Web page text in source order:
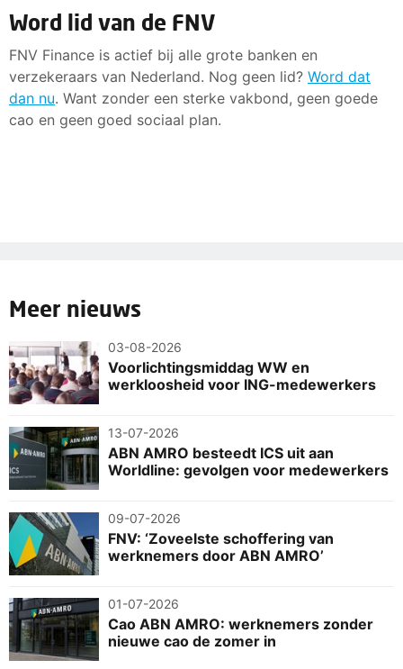
Word lid van de FNV
FNV Finance is actief bij alle grote banken en
verzekeraars van Nederland. Nog geen lid? Word dat
dan nu. Want zonder een sterke vakbond, geen goede
cao en geen goed sociaal plan.
Meer nieuws
03-08-2026
Voorlichtingsmiddag WW en
werkloosheid voor ING-medewerkers
13-07-2026
ABN AMRO besteedt ICS uit aan
Worldline: gevolgen voor medewerkers
09-07-2026
FNV: ‘Zoveelste schoffering van
werknemers door ABN AMRO’
01-07-2026
Cao ABN AMRO: werknemers zonder
nieuwe cao de zomer in